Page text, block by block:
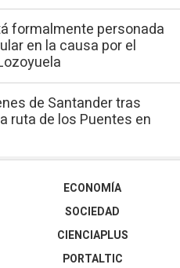
formalmente personada
en la causa por el
de Santander tras
ruta de los Puentes en
ECONOMÍA
SOCIEDAD
CIENCIAPLUS
PORTALTIC